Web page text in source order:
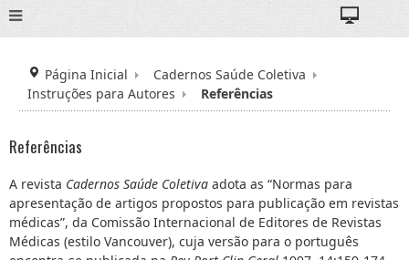
Página Inicial
Cadernos Saúde Coletiva
Instruções para Autores
Referências
Referências
A revista Cadernos Saúde Coletiva adota as “Normas para
apresentação de artigos propostos para publicação em revistas
médicas”, da Comissão Internacional de Editores de Revistas
Médicas (estilo Vancouver), cuja versão para o português